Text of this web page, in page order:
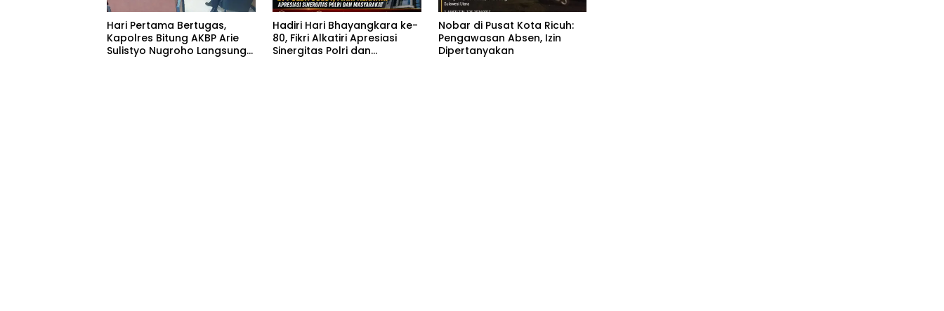
Hari Pertama Bertugas,
Kapolres Bitung AKBP Arie
Sulistyo Nugroho Langsung
Hadiri Hari Bhayangkara ke-
80, Fikri Alkatiri Apresiasi
Sinergitas Polri dan
Nobar di Pusat Kota Ricuh:
Pengawasan Absen, Izin
Dipertanyakan